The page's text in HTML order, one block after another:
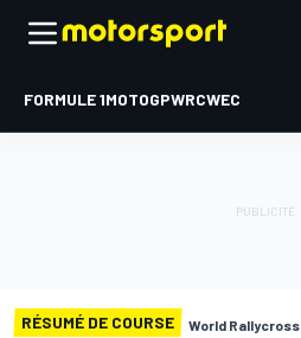
FORMULE 1MOTOGPWRCWEC
RÉSUMÉ DE COURSE World Rallycross